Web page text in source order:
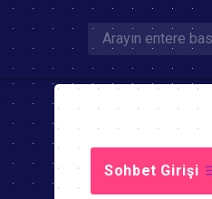
Sohbet Girişi